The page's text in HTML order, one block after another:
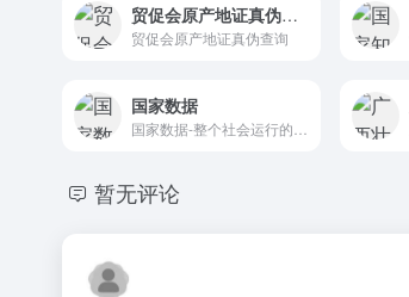
贸促会原产地证真伪查询
贸促会原产地证真伪查询
国家数据
暂无评论